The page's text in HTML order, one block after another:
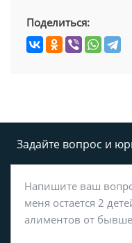
Поделиться:
Задайте вопрос и